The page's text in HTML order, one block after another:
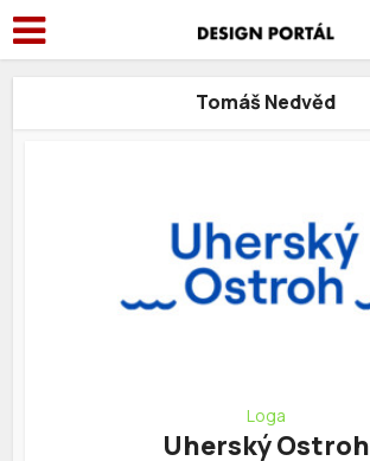
Tomáš Nedvěd
Loga
Uherský Ostroh